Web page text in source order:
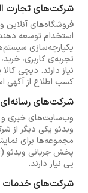
شرکت‌های تجارت
فروشگاه‌های آنلاین
یکپارچه‌سازی
نیاز دارند. دیجی
کسب اطلاع از آگهی
شرکت‌های
وب‌سایت‌های خبری و
مجموعه‌ها برای
پی نیاز دارند.
شرکت‌های خدمات